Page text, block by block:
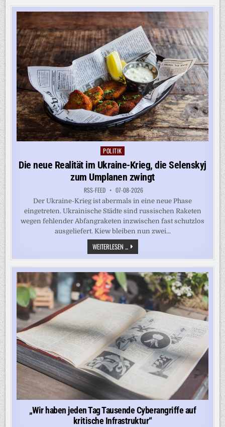
ÜR B
ESCHRÄNKUNG V
ON U
S-G
EBURTSRECHT
Posted
in
POLITIK
Die neue Realität im Ukraine-Krieg, die Selenskyj
zum Umplanen zwingt
RSS-FEED 07-08-2026
Der Ukraine-Krieg ist abermals in eine neue Phase
eingetreten. Ukrainische Städte sind russischen Raketen
wegen fehlender Abfangraketen inzwischen fast schutzlos
ausgeliefert. Kiew bleiben nun zwei...
WEITERLESEN ... DIE
NEUE
REALITÄT
IM
UKRAINE-
KRIEG,
DIE
SELENSKYJ
ZUM
UMPLANEN
ZWINGT
„Wir haben jeden Tag Tausende Cyberangriffe auf
kritische Infrastruktur“